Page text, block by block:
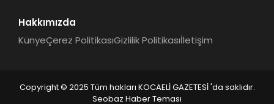
Hakkımızda
KünyeÇerez PolitikasıGizlilik Politikasıİletişim
Copyright © 2025 Tüm hakları KOCAELİ GAZETESİ 'da saklıdır.
Seobaz Haber Teması